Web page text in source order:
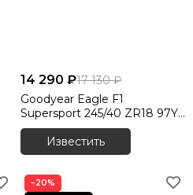
14 290 ₽17 130 ₽
Goodyear Eagle F1
Supersport 245/40 ZR18 97Y
XL
Известить
−20%